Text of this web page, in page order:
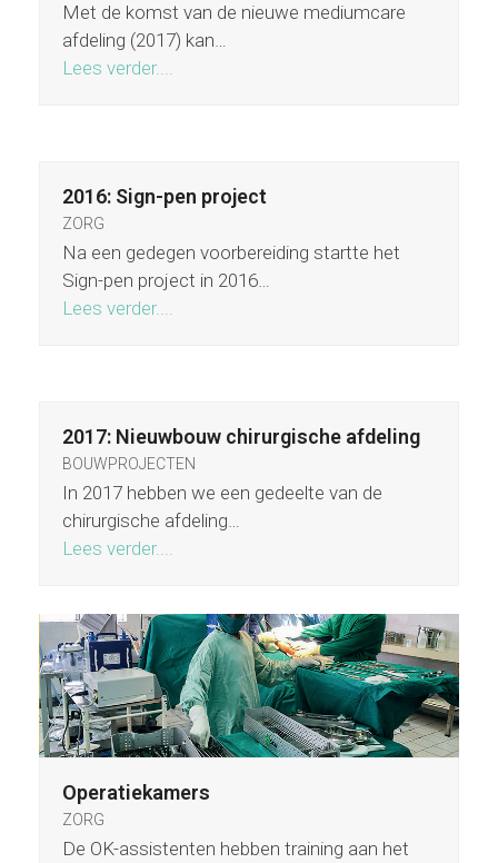
Met de komst van de nieuwe mediumcare
afdeling (2017) kan…
Lees verder....
2016: Sign-pen project
ZORG
Na een gedegen voorbereiding startte het
Sign-pen project in 2016…
Lees verder....
2017: Nieuwbouw chirurgische afdeling
BOUWPROJECTEN
In 2017 hebben we een gedeelte van de
chirurgische afdeling…
Lees verder....
Operatiekamers
ZORG
De OK-assistenten hebben training aan het